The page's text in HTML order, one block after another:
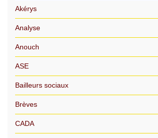
Akérys
Analyse
Anouch
ASE
Bailleurs sociaux
Brèves
CADA